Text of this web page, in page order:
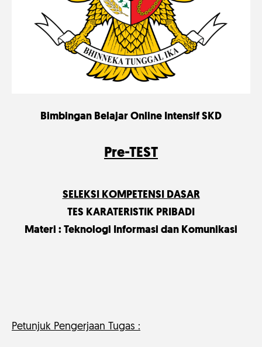
Bimbingan Belajar Online Intensif SKD
Pre-TEST
SELEKSI KOMPETENSI DASAR
TES KARATERISTIK PRIBADI
Materi : Teknologi Informasi dan Komunikasi
Petunjuk Pengerjaan Tugas :